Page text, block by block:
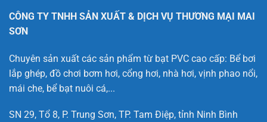
CÔNG TY TNHH SẢN XUẤT & DỊCH VỤ THƯƠNG MẠI MAI
SƠN
Chuyên sản xuất các sản phẩm từ bạt PVC cao cấp: Bể bơi
lắp ghép, đồ chơi bơm hơi, cổng hơi, nhà hơi, vịnh phao nổi,
mái che, bể bạt nuôi cá,...
SN 29, Tổ 8, P. Trung Sơn, TP. Tam Điệp, tỉnh Ninh Bình